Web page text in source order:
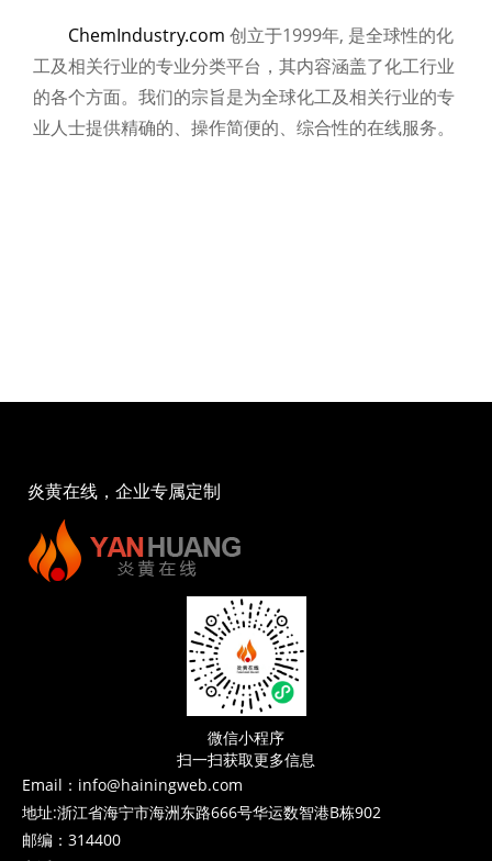
ChemIndustry.com 创立于1999年, 是全球性的化
工及相关行业的专业分类平台，其内容涵盖了化工行业
的各个方面。我们的宗旨是为全球化工及相关行业的专
业人士提供精确的、操作简便的、综合性的在线服务。
炎黄在线，企业专属定制
微信小程序
扫一扫获取更多信息
Email：info@hainingweb.com
地址:浙江省海宁市海洲东路666号华运数智港B栋902
邮编：314400